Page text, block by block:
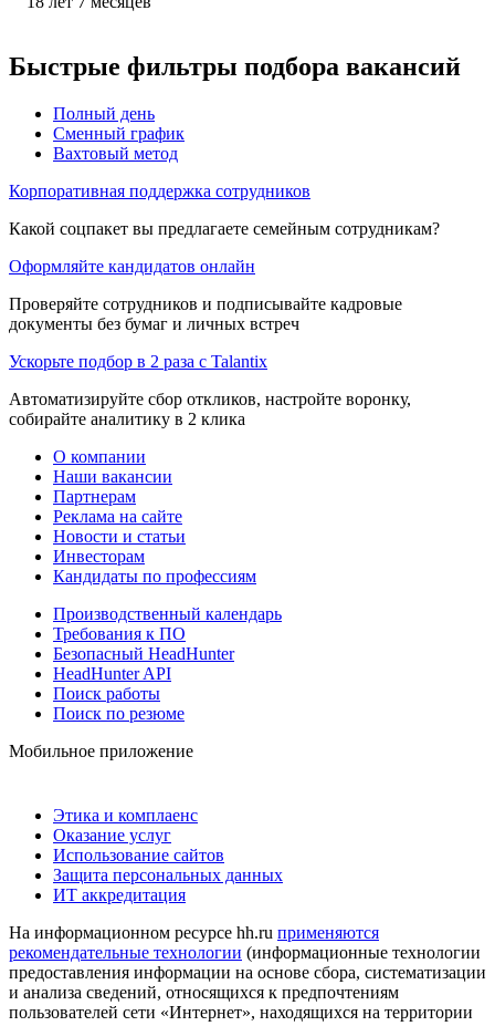
Быстрые фильтры подбора вакансий
Полный день
Сменный график
Вахтовый метод
Корпоративная поддержка сотрудников
Какой соцпакет вы предлагаете семейным сотрудникам?
Оформляйте кандидатов онлайн
Проверяйте сотрудников и подписывайте кадровые
документы без бумаг и личных встреч
Ускорьте подбор в 2 раза с Talantix
Автоматизируйте сбор откликов, настройте воронку,
собирайте аналитику в 2 клика
О компании
Наши вакансии
Партнерам
Реклама на сайте
Новости и статьи
Инвесторам
Кандидаты по профессиям
Производственный календарь
Требования к ПО
Безопасный HeadHunter
HeadHunter API
Поиск работы
Поиск по резюме
Мобильное приложение
Этика и комплаенс
Оказание услуг
Использование сайтов
Защита персональных данных
ИТ аккредитация
На информационном ресурсе hh.ru применяются
рекомендательные технологии (информационные технологии
предоставления информации на основе сбора, систематизации
и анализа сведений, относящихся к предпочтениям
пользователей сети «Интернет», находящихся на территории